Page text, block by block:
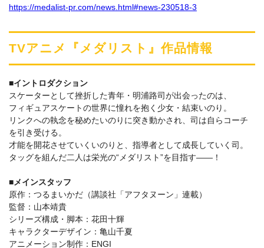
https://medalist-pr.com/news.html#news-230518-3
TVアニメ『メダリスト』作品情報
■イントロダクション
スケーターとして挫折した青年・明浦路司が出会ったのは、
フィギュアスケートの世界に憧れを抱く少女・結束いのり。
リンクへの執念を秘めたいのりに突き動かされ、司は自らコーチ
を引き受ける。
才能を開花させていくいのりと、指導者として成長していく司。
タッグを組んだ二人は栄光の“メダリスト”を目指す――！
■メインスタッフ
原作：つるまいかだ（講談社「アフタヌーン」連載）
監督：山本靖貴
シリーズ構成・脚本：花田十輝
キャラクターデザイン：亀山千夏
アニメーション制作：ENGI